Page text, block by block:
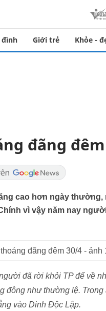
đình Giới trẻ Khỏe -
đãng
cao hơn ngày
vì vậy năm nay
đã rời khỏi TP để về
đông như thường lệ.
vào Dinh Độc Lập.